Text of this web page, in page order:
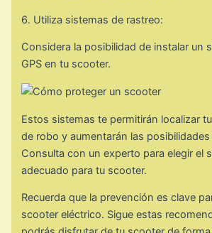
6. Utiliza sistemas de rastreo:
Considera la posibilidad de instalar un
GPS en tu scooter.
Estos sistemas te permitirán localizar
de robo y aumentarán las
Consulta con un experto para elegir el
adecuado para tu scooter.
Recuerda que la prevención es clave
scooter eléctrico. Sigue estas